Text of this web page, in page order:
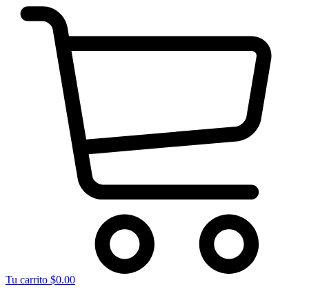
Tu carrito $0.00